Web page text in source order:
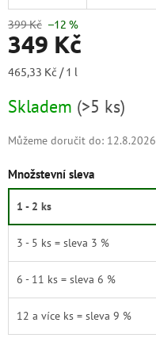
399 Kč –12 %
349 Kč
Měrná
465,33 Kč / 1 l
Skladem (>5 ks)
Můžeme doručit do: 12.8.2026
Množstevní sleva
1 - 2 ks
3 - 5 ks = sleva 3 %
6 - 11 ks = sleva 6 %
12 a více ks = sleva 9 %